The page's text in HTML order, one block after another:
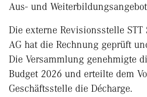
Aus- und
Die externe Revisionsstelle STT
AG hat die Rechnung geprüft
Die Versammlung genehmigte
Budget 2026 und erteilte dem
Geschäftsstelle die Décharge.